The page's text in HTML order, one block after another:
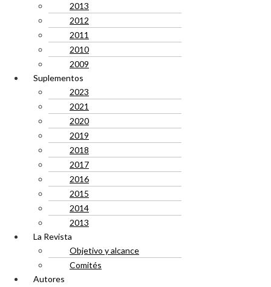
2013
2012
2011
2010
2009
Suplementos
2023
2021
2020
2019
2018
2017
2016
2015
2014
2013
La Revista
Objetivo y alcance
Comités
Autores